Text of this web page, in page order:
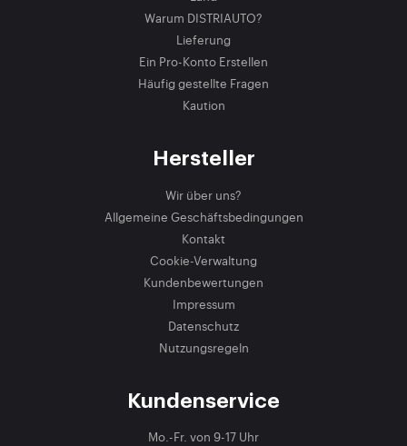
Warum DISTRIAUTO?
Lieferung
Ein Pro-Konto Erstellen
Häufig gestellte Fragen
Kaution
Hersteller
Wir über uns?
Allgemeine Geschäftsbedingungen
Kontakt
Cookie-Verwaltung
Kundenbewertungen
Impressum
Datenschutz
Nutzungsregeln
Kundenservice
Mo.-Fr. von 9-17 Uhr